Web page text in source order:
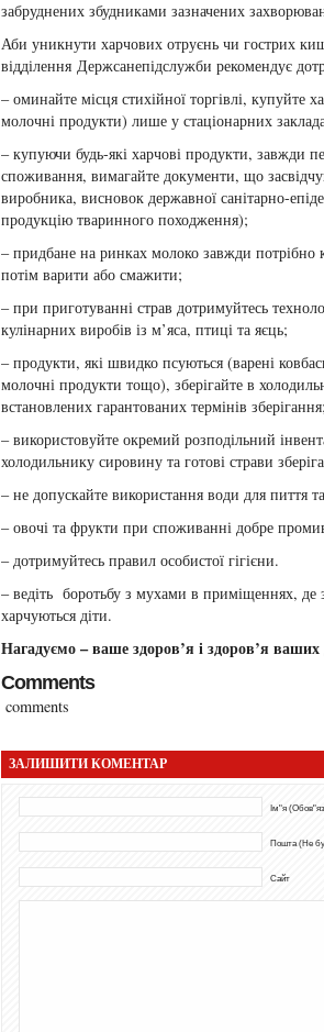
забруднених збудниками зазначених
Аби уникнути харчових отруєнь чи гострих
відділення Держсанепідслужби рекомендує
– оминайте місця стихійної торгівлі, купуйте
молочні продукти) лише у стаціонарних
– купуючи будь-які харчові продукти, завжди
споживання, вимагайте документи, що
виробника, висновок державної санітарно-
продукцію тваринного походження);
– придбане на ринках молоко завжди потрібно
потім варити або смажити;
– при приготуванні страв дотримуйтесь
кулінарних виробів із м’яса, птиці та яєць;
– продукти, які швидко псуються (варені
молочні продукти тощо), зберігайте в
встановлених гарантованих термінів зберігання;
– використовуйте окремий розподільний
холодильнику сировину та готові страви
– не допускайте використання води для пиття
– овочі та фрукти при споживанні добре
– дотримуйтесь правил особистої гігієни.
– ведіть боротьбу з мухами в приміщеннях, де
харчуються діти.
Нагадуємо – ваше здоров’я і здоров’я
Comments
comments
ЗАЛИШИТИ КОМЕНТАР
Ім"я
Пошта (Не
Сайт